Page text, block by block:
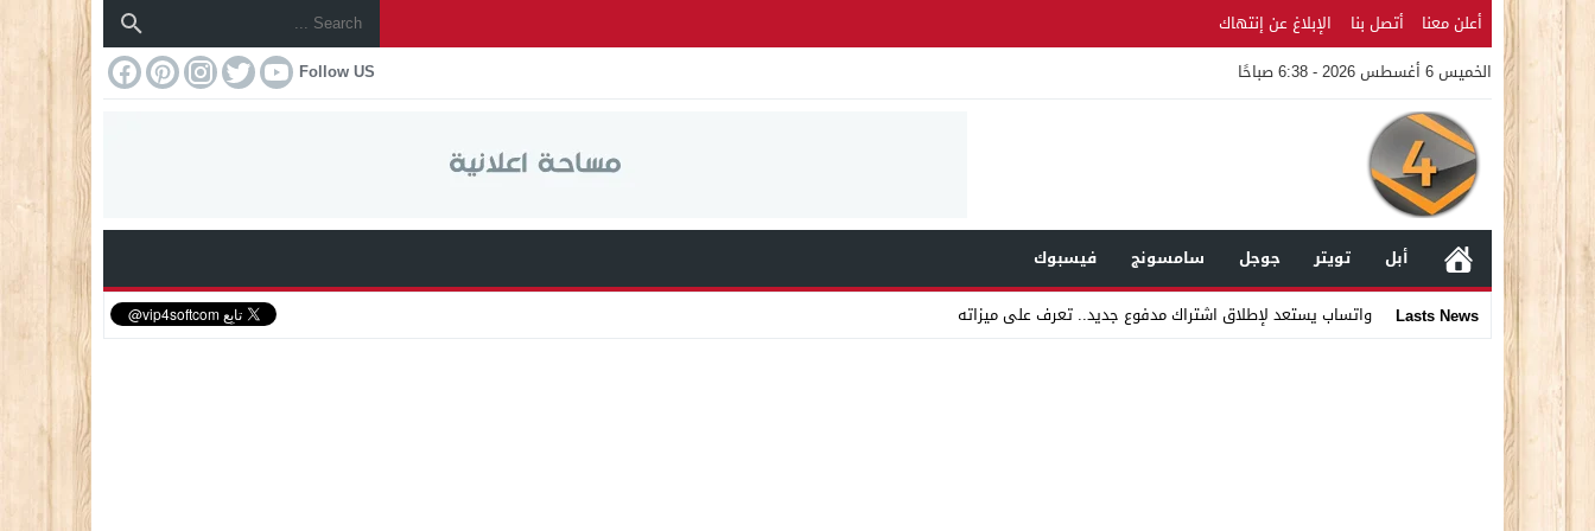
أعلن معنا أتصل بنا
الإبلاغ عن إنتهاك
الخميس 6 أغسطس 2026 - 6:38 صباحًا
Follow US
أبل تويتر جوجل سامسونج
فيسبوك
Lasts News
واتساب يستعد لإطلاق اشتراك مدفوع جديد.. تعرف على ميزاته